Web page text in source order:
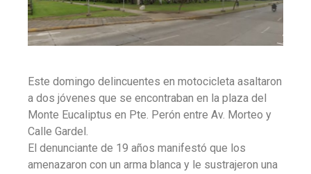
Este domingo delincuentes en motocicleta asaltaron
a dos jóvenes que se encontraban en la plaza del
Monte Eucaliptus en Pte. Perón entre Av. Morteo y
Calle Gardel.
El denunciante de 19 años manifestó que los
amenazaron con un arma blanca y le sustrajeron una